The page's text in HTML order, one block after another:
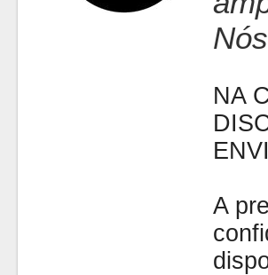
NA
A